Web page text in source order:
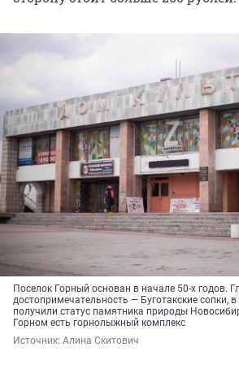
Поселок Горный основан в начале 50-х годов.
достопримечательность — Буготакские сопки,
получили статус памятника природы
Горном есть горнолыжный комплекс
Источник: Алина Скитович